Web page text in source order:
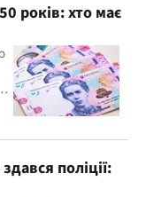
років: хто має
поліції: